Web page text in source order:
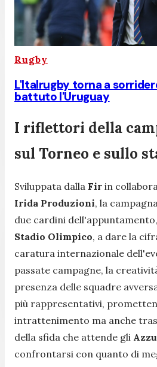
Rugby
L'Italrugby torna a
battuto l'Uruguay
I riflettori della
sul Torneo e sullo
Sviluppata dalla Fir in
Irida Produzioni, la
due cardini
Stadio Olimpico, a dare la
caratura internazionale
passate campagne, la
presenza delle squadre
più rappresentativi,
intrattenimento ma anche
della sfida che attende gli
confrontarsi con quanto di